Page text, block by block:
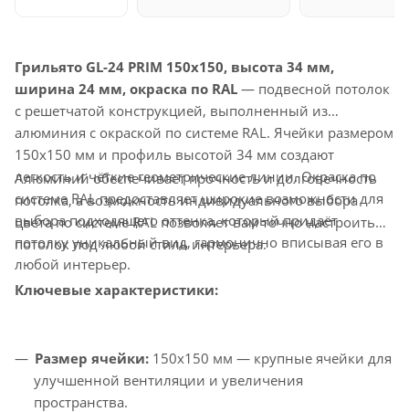
Грильято GL-24 PRIM 150x150, высота 34 мм,
ширина 24 мм, окраска по RAL — подвесной потолок
с решетчатой конструкцией, выполненный из
алюминия с окраской по системе RAL. Ячейки размером
150x150 мм и профиль высотой 34 мм создают
легкость и чёткие геометрические линии. Окраска по
системе RAL предоставляет широкие возможности для
выбора подходящего оттенка, который придаёт
потолку уникальный вид, гармонично вписывая его в
любой интерьер.
Алюминий обеспечивает прочность и долговечность
потолка, а возможность индивидуального выбора
цвета по системе RAL позволяет вам точно настроить
потолок под любой стиль интерьера.
Ключевые характеристики:
Размер ячейки: 150x150 мм — крупные ячейки для
улучшенной вентиляции и увеличения
пространства.